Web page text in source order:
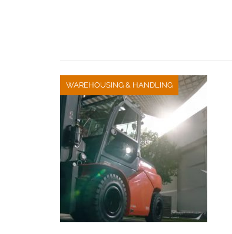
WAREHOUSING & HANDLING